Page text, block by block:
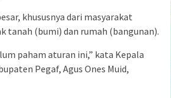
khususnya dari masyarakat
tanah (bumi) dan rumah (bangunan).
paham aturan ini,” kata Kepala
Pegaf, Agus Ones Muid,